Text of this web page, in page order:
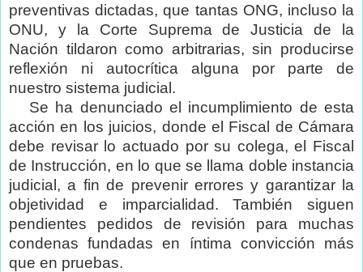
preventivas dictadas, que tantas ONG, incluso la
ONU, y la Corte Suprema de Justicia de la
Nación tildaron como arbitrarias, sin producirse
reflexión ni autocrítica alguna por parte de
nuestro sistema judicial.
Se ha denunciado el incumplimiento de esta
acción en los juicios, donde el Fiscal de Cámara
debe revisar lo actuado por su colega, el Fiscal
de Instrucción, en lo que se llama doble instancia
judicial, a fin de prevenir errores y garantizar la
objetividad e imparcialidad. También siguen
pendientes pedidos de revisión para muchas
condenas fundadas en íntima convicción más
que en pruebas.